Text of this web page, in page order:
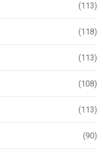
(113)
(118)
(113)
(108)
(113)
(90)